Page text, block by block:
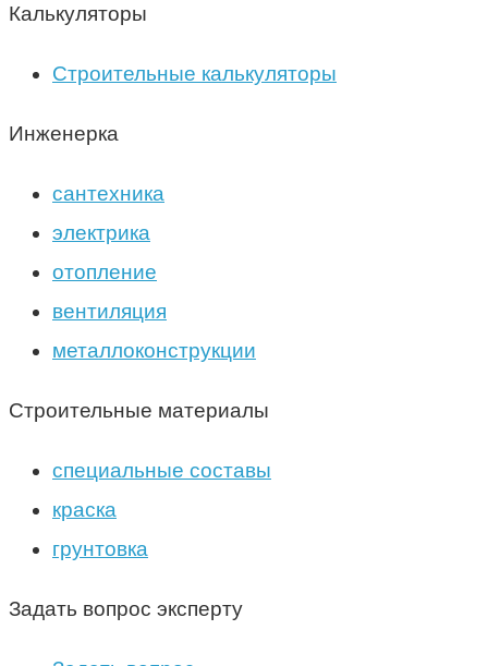
Калькуляторы
Строительные калькуляторы
Инженерка
сантехника
электрика
отопление
вентиляция
металлоконструкции
Строительные материалы
специальные составы
краска
грунтовка
Задать вопрос эксперту